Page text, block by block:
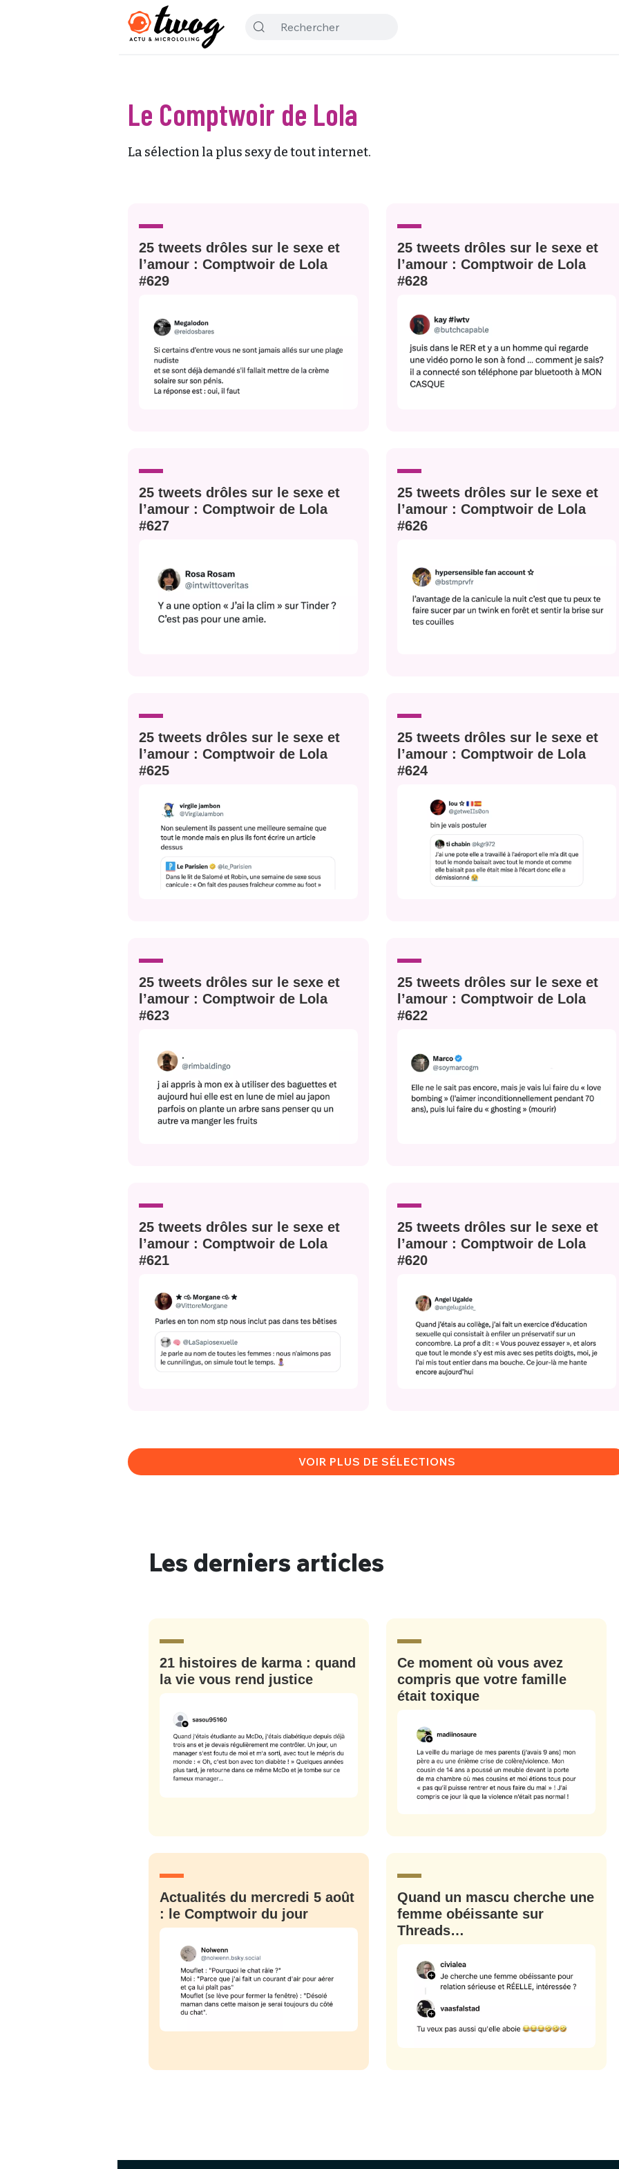
Le Comptwoir de Lola
La sélection la plus sexy de tout internet.
25 tweets drôles sur le sexe et
l’amour : Comptwoir de Lola
#629
25 tweets drôles sur le sexe et
l’amour : Comptwoir de Lola
#628
25 tweets drôles sur le sexe et
l’amour : Comptwoir de Lola
#627
25 tweets drôles sur le sexe et
l’amour : Comptwoir de Lola
#626
25 tweets drôles sur le sexe et
l’amour : Comptwoir de Lola
#625
25 tweets drôles sur le sexe et
l’amour : Comptwoir de Lola
#624
25 tweets drôles sur le sexe et
l’amour : Comptwoir de Lola
#623
25 tweets drôles sur le sexe et
l’amour : Comptwoir de Lola
#622
25 tweets drôles sur le sexe et
l’amour : Comptwoir de Lola
#621
25 tweets drôles sur le sexe et
l’amour : Comptwoir de Lola
#620
VOIR PLUS DE SÉLECTIONS
Les derniers articles
21 histoires de karma : quand
la vie vous rend justice
Ce moment où vous avez
compris que votre famille
était toxique
Actualités du mercredi 5 août
: le Comptwoir du jour
Quand un mascu cherche une
femme obéissante sur
Threads…
Bienvenue !
PSEUDO*
EMAIL*
JE M'INSCRIS
VOTRE PARTICIPATION
Que souhaitez-vous proposer ?
ME CONNECTER